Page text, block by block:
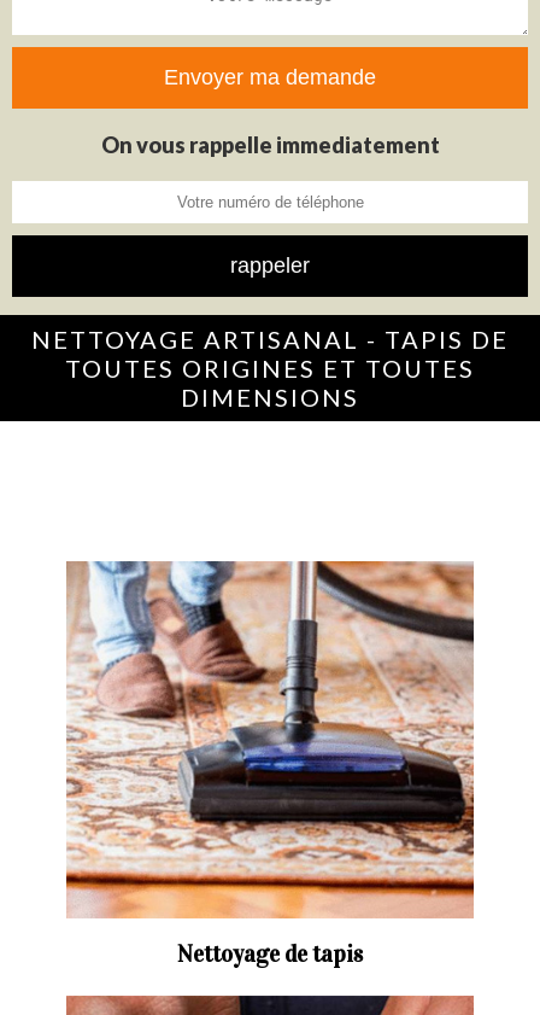
On vous rappelle immediatement
NETTOYAGE ARTISANAL - TAPIS DE
TOUTES ORIGINES ET TOUTES
DIMENSIONS
Nettoyage de tapis